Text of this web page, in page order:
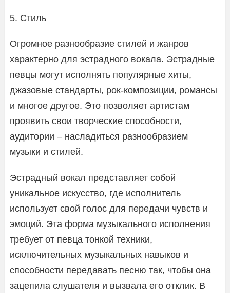
5. Стиль
Огромное разнообразие стилей и жанров
характерно для эстрадного вокала. Эстрадные
певцы могут исполнять популярные хиты,
джазовые стандарты, рок-композиции, романсы
и многое другое. Это позволяет артистам
проявить свои творческие способности,
аудитории – насладиться разнообразием
музыки и стилей.
Эстрадный вокал представляет собой
уникальное искусство, где исполнитель
использует свой голос для передачи чувств и
эмоций. Эта форма музыкального исполнения
требует от певца тонкой техники,
исключительных музыкальных навыков и
способности передавать песню так, чтобы она
зацепила слушателя и вызвала его отклик. В